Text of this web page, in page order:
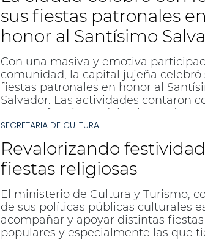
sus fiestas patronales en
honor al Santísimo
Con una masiva y emotiva
comunidad, la capital jujeña celebró
fiestas patronales en honor al
Salvador. Las actividades contaron
acompañamiento del gobernador
Sadir, quien se unió a los feligreses
tradicionales celebraciones de fe y
SECRETARIA DE CULTURA
Revalorizando
fiestas religiosas
El ministerio de Cultura y Turismo,
de sus políticas públicas culturales
acompañar y apoyar distintas fiestas
populares y especialmente las que